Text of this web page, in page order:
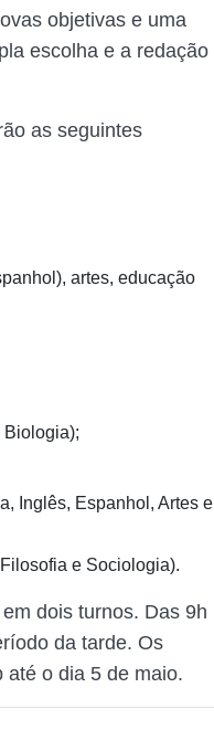
objetivas e uma
escolha e a redação
as seguintes
artes, educação
Biologia);
Inglês, Espanhol, Artes e
e Sociologia).
dois turnos. Das 9h
da tarde. Os
até o dia 5 de maio.